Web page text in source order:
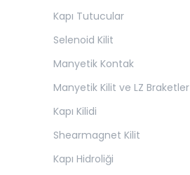
Kapı Tutucular
Selenoid Kilit
Manyetik Kontak
Manyetik Kilit ve LZ Braketler
Kapı Kilidi
Shearmagnet Kilit
Kapı Hidroliği